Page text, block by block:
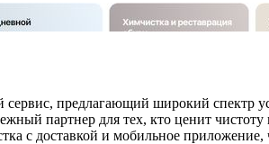
предлагающий широкий спектр
партнер для тех, кто ценит
с доставкой и мобильное приложение,